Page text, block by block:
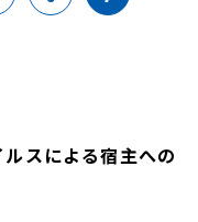
スによる宿主への